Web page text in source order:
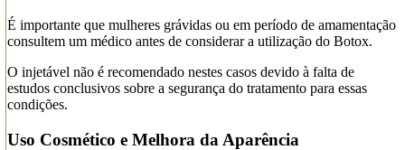
É importante que mulheres grávidas ou em período de amamentação
consultem um médico antes de considerar a utilização do Botox.
O injetável não é recomendado nestes casos devido à falta de
estudos conclusivos sobre a segurança do tratamento para essas
condições.
Uso Cosmético e Melhora da Aparência